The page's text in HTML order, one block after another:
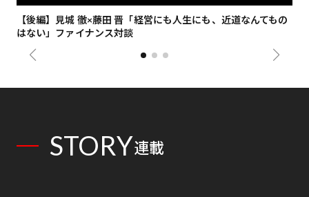
【後編】見城 徹×藤田 晋「経営にも人生にも、近道なんてもの
はない」ファイナンス対談
STORY連載